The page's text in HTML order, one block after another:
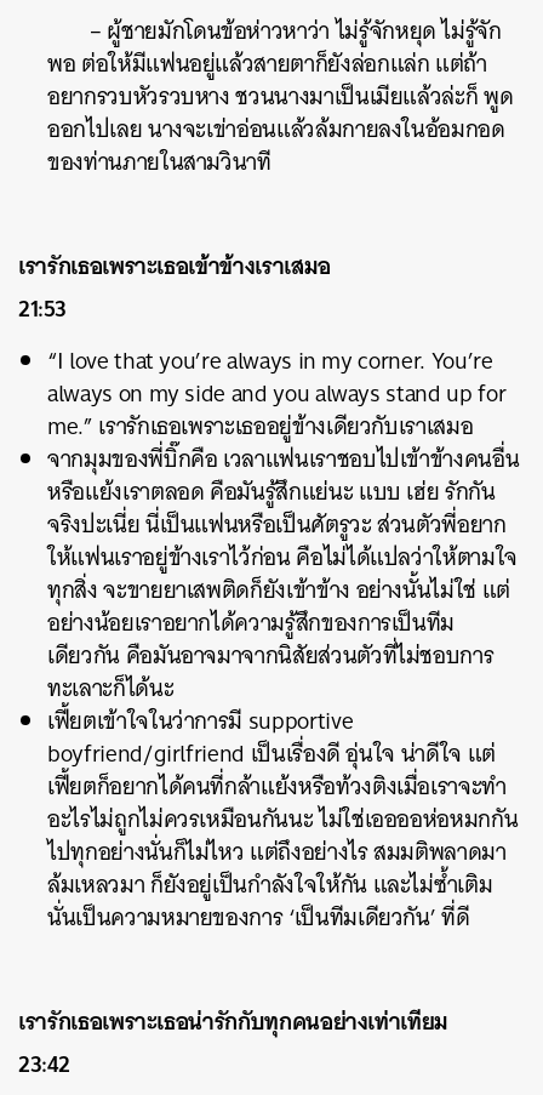
– ผู้ชายมักโดนข้อห่าวหาว่า ไม่รู้จักหยุด ไม่รู้จัก
พอ ต่อให้มีแฟนอยู่แล้วสายตาก็ยังล่อกแล่ก แต่ถ้า
อยากรวบหัวรวบหาง ชวนนางมาเป็นเมียแล้วล่ะก็ พูด
ออกไปเลย นางจะเข่าอ่อนแล้วล้มกายลงในอ้อมกอด
ของท่านภายในสามวินาที
เรารักเธอเพราะเธอเข้าข้างเราเสมอ
21:53
“I love that you’re always in my corner. You’re
always on my side and you always stand up for
me.” เรารักเธอเพราะเธออยู่ข้างเดียวกับเราเสมอ
จากมุมของพี่บิ๊กคือ เวลาแฟนเราชอบไปเข้าข้างคนอื่น
หรือแย้งเราตลอด คือมันรู้สึกแย่นะ แบบ เฮ่ย รักกัน
จริงปะเนี่ย นี่เป็นแฟนหรือเป็นศัตรูวะ ส่วนตัวพี่อยาก
ให้แฟนเราอยู่ข้างเราไว้ก่อน คือไม่ได้แปลว่าให้ตามใจ
ทุกสิ่ง จะขายยาเสพติดก็ยังเข้าข้าง อย่างนั้นไม่ใช่ แต่
อย่างน้อยเราอยากได้ความรู้สึกของการเป็นทีม
เดียวกัน คือมันอาจมาจากนิสัยส่วนตัวที่ไม่ชอบการ
ทะเลาะก็ได้นะ
เฟี้ยตเข้าใจในว่าการมี supportive
boyfriend/girlfriend เป็นเรื่องดี อุ่นใจ น่าดีใจ แต่
เฟี้ยตก็อยากได้คนที่กล้าแย้งหรือท้วงติงเมื่อเราจะทำ
อะไรไม่ถูกไม่ควรเหมือนกันนะ ไม่ใช่เออออห่อหมกกัน
ไปทุกอย่างนั่นก็ไม่ไหว แต่ถึงอย่างไร สมมติพลาดมา
ล้มเหลวมา ก็ยังอยู่เป็นกำลังใจให้กัน และไม่ซ้ำเติม
นั่นเป็นความหมายของการ ‘เป็นทีมเดียวกัน’ ที่ดี
เรารักเธอเพราะเธอน่ารักกับทุกคนอย่างเท่าเทียม
23:42